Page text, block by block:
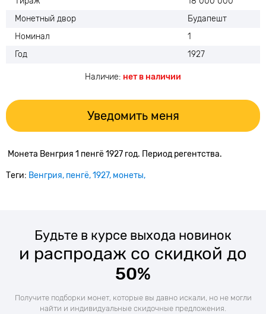
Монетный двор
Будапешт
Номинал
1
Год
1927
Наличие: нет в наличии
Уведомить меня
Монета Венгрия 1 пенгё 1927 год. Период регентства.
Теги: Венгрия пенгё 1927 монеты
Будьте в курсе выхода новинок
и распродаж со скидкой до
50%
Получите подборки монет, которые вы давно искали, но не могли
найти и индивидуальные скидочные предложения.